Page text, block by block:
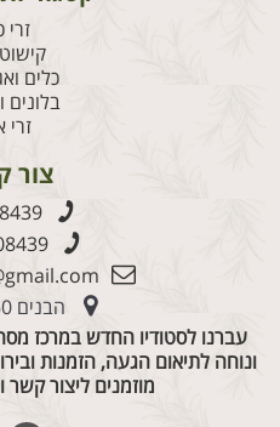
זרי
כלים
בלונים
זרי
צור
הבנים 50, נס ציונה
ונוחה לתיאום הגעה, הזמנות
מוזמנים ליצור